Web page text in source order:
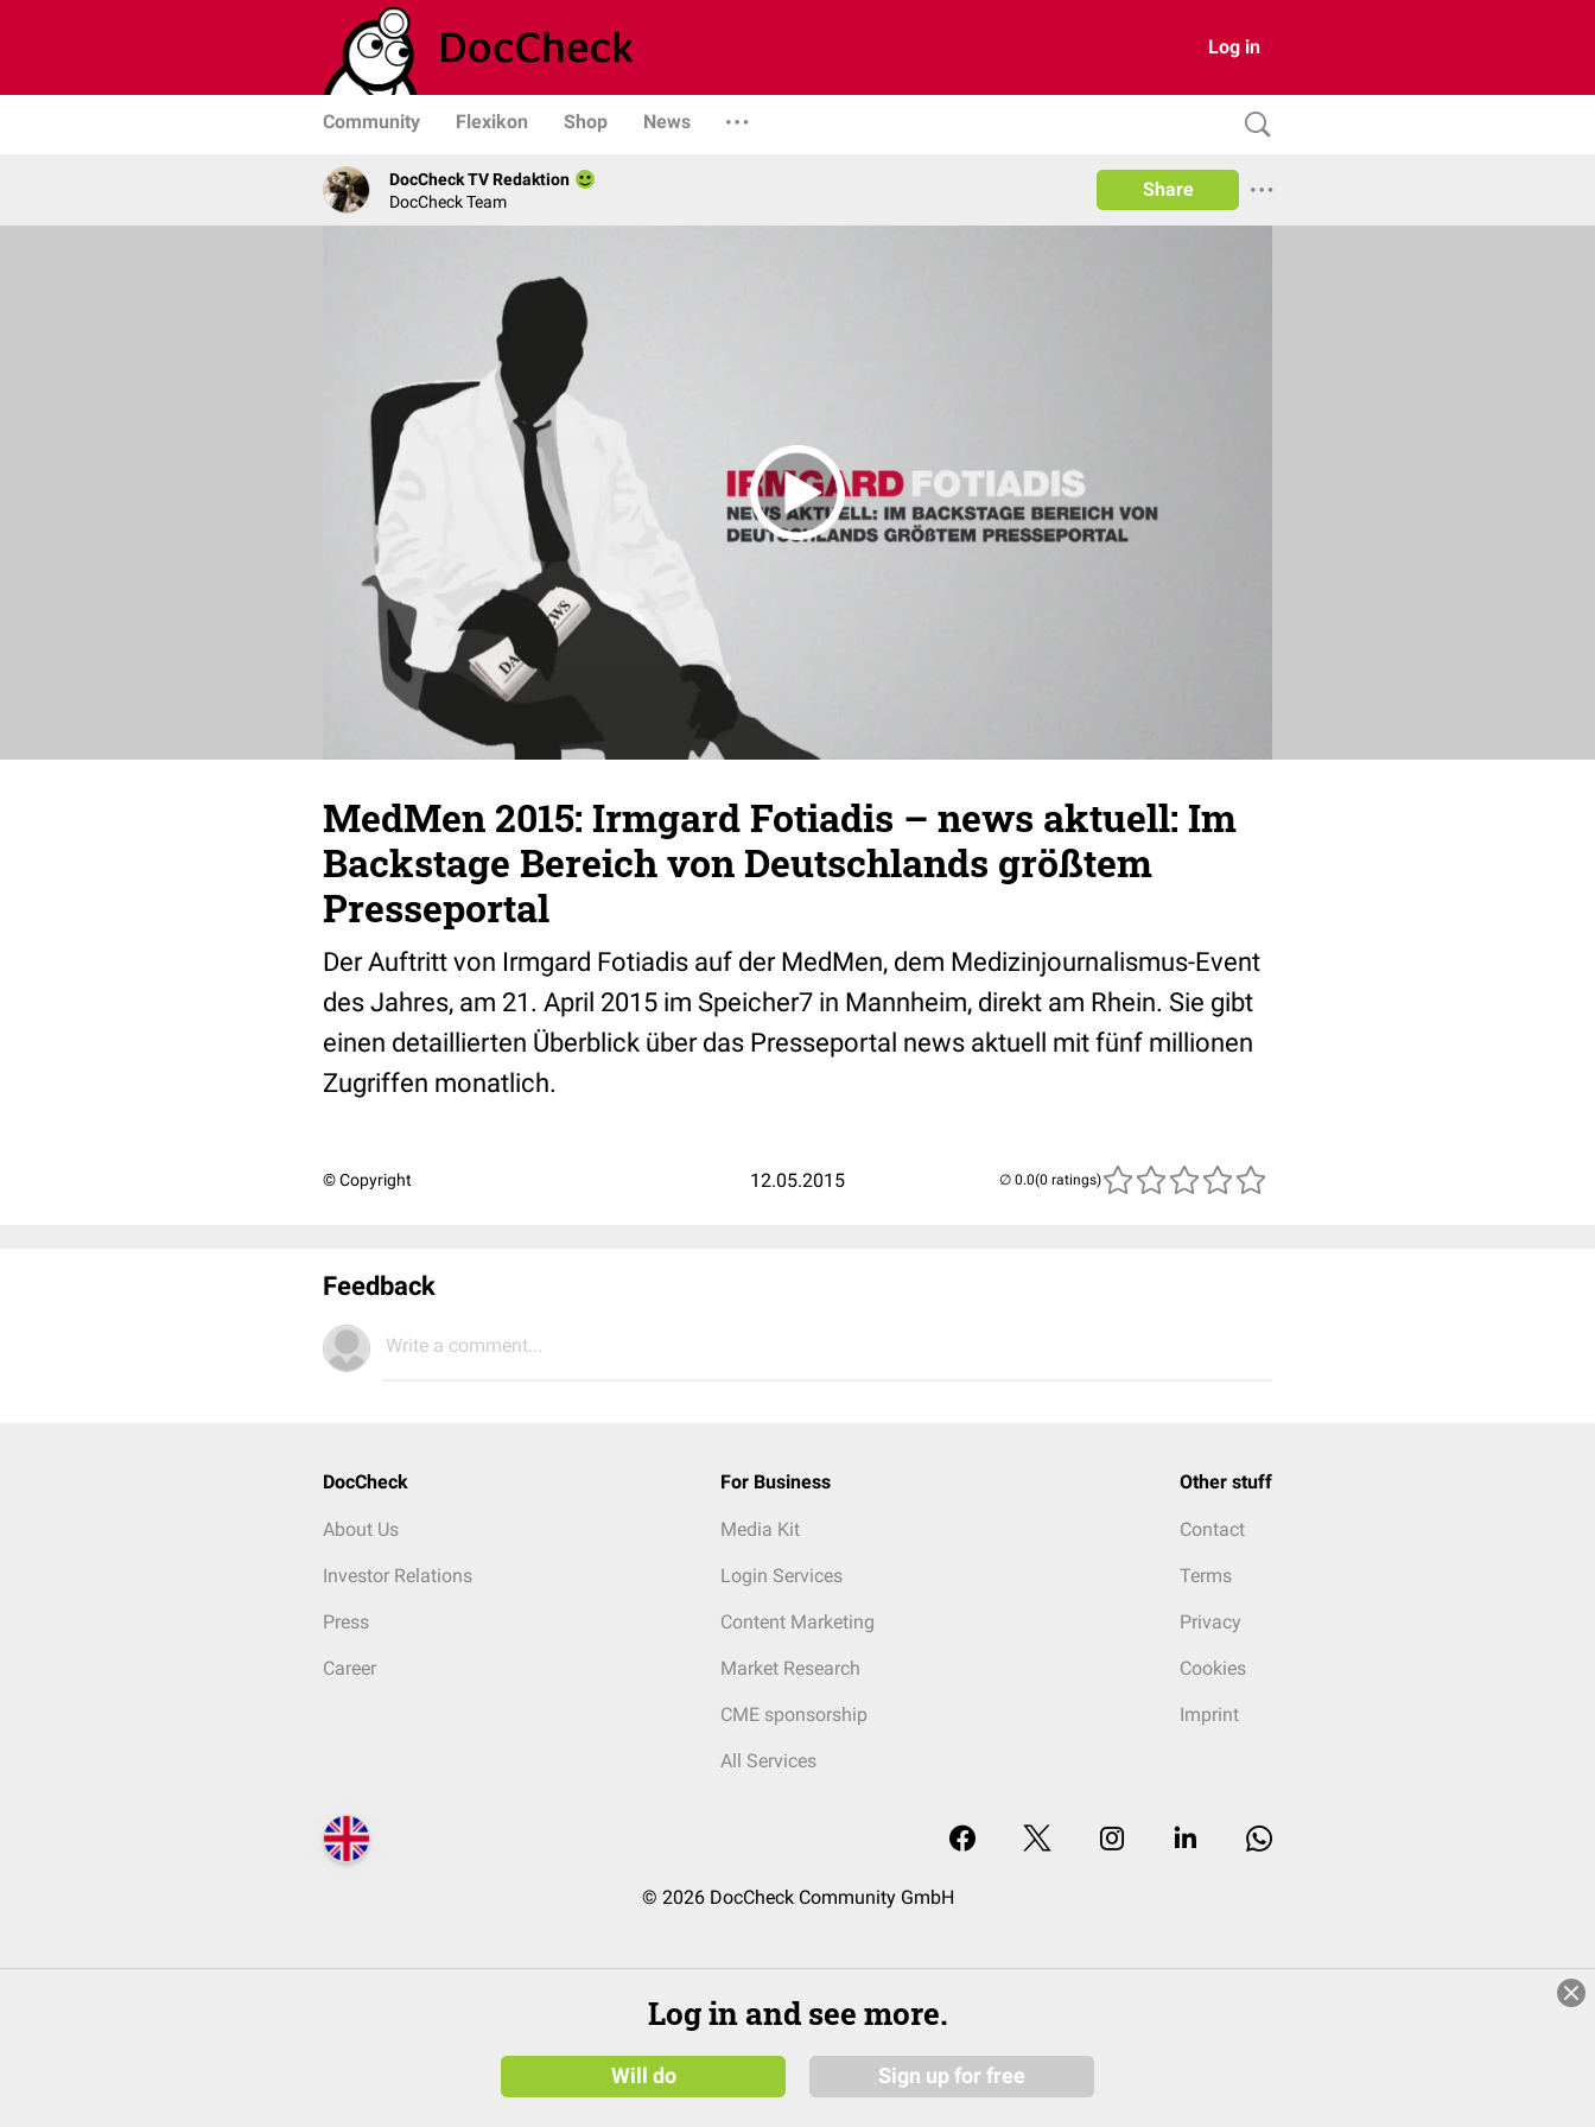
Log in
Community Flexikon Shop News
DocCheck TV Redaktion
DocCheck Team
Share
MedMen 2015: Irmgard Fotiadis – news aktuell: Im
Backstage Bereich von Deutschlands größtem
Presseportal
Der Auftritt von Irmgard Fotiadis auf der MedMen, dem Medizinjournalismus-Event
des Jahres, am 21. April 2015 im Speicher7 in Mannheim, direkt am Rhein. Sie gibt
einen detaillierten Überblick über das Presseportal news aktuell mit fünf millionen
Zugriffen monatlich.
© Copyright 12.05.2015 (0 ratings)
Feedback
Write a comment...
DocCheck
About Us
Investor Relations
Press
Career
For Business
Media Kit
Login Services
Content Marketing
Market Research
CME sponsorship
All Services
Other stuff
Contact
Terms
Privacy
Cookies
Imprint
© 2026 DocCheck Community GmbH
Log in and see more.
Will do Sign up for free